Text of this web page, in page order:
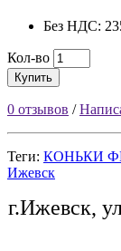
Без НДС:
Кол-во
Купить
0 отзывов /
Теги: КОНЬКИ
Ижевск
г.Ижевск,